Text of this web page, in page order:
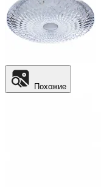
Похожие